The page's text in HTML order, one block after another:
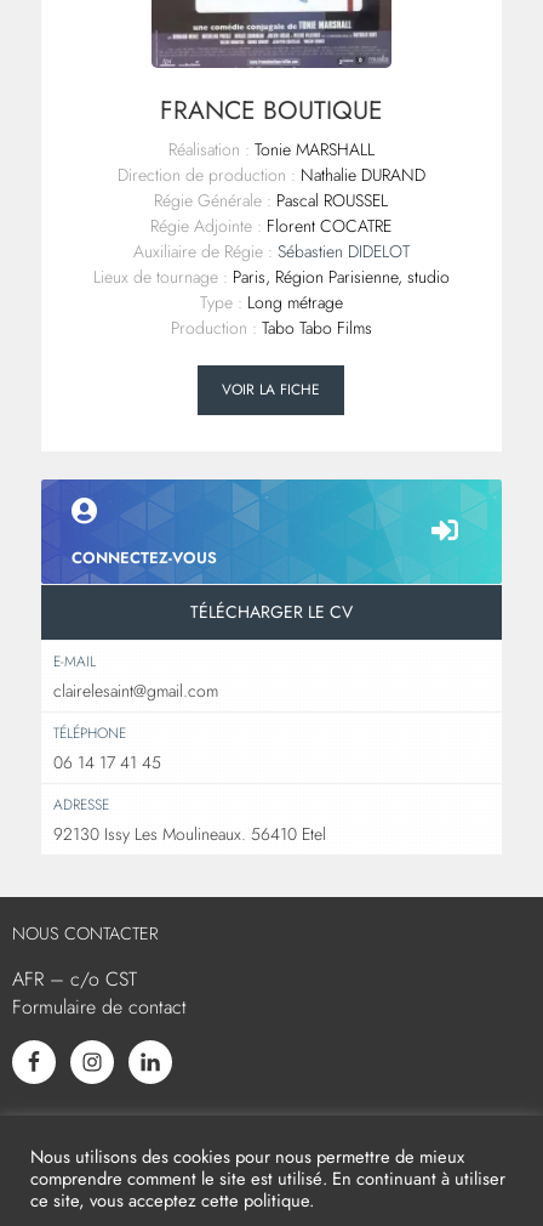
FRANCE BOUTIQUE
Réalisation : Tonie MARSHALL
Direction de production : Nathalie DURAND
Régie Générale : Pascal ROUSSEL
Régie Adjointe : Florent COCATRE
Auxiliaire de Régie : Sébastien DIDELOT
Lieux de tournage : Paris, Région Parisienne, studio
Type : Long métrage
Production : Tabo Tabo Films
VOIR LA FICHE
CONNECTEZ-VOUS
TÉLÉCHARGER LE CV
E-MAIL
clairelesaint@gmail.com
TÉLÉPHONE
06 14 17 41 45
ADRESSE
92130 Issy Les Moulineaux. 56410 Etel
NOUS CONTACTER
AFR – c/o CST
Formulaire de contact
Nous utilisons des cookies pour nous permettre de mieux
comprendre comment le site est utilisé. En continuant à utiliser
ce site, vous acceptez cette politique.